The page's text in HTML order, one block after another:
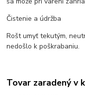
Čistenie a údržba
Rošt umyť tekutým,
nedošlo k poškrabaniu.
Tovar zaradený v